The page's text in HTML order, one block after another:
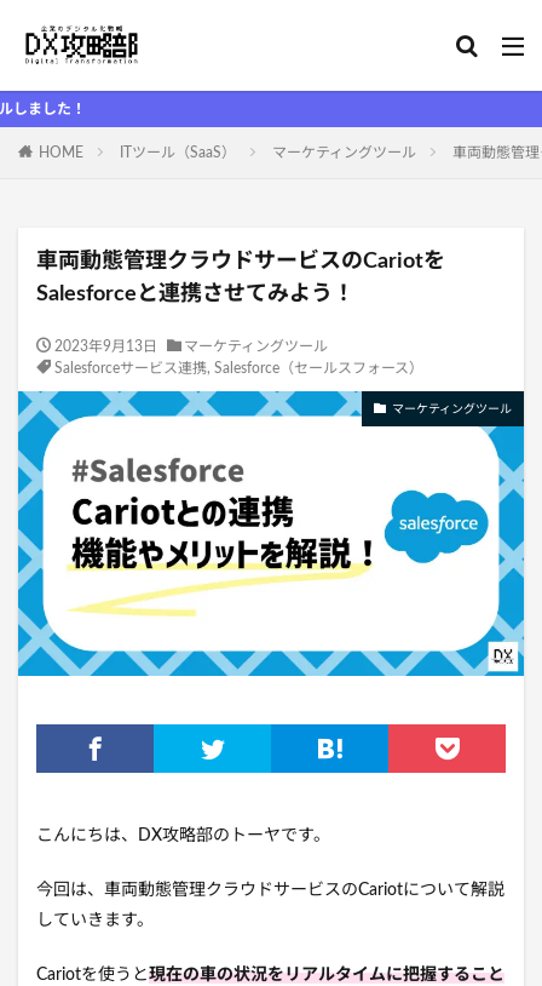
HOME ITツール（SaaS） マーケティングツール 車両動態管
車両動態管理クラウドサービスのCariotを
Salesforceと連携させてみよう！
2023年9月13日
マーケティングツール
Salesforceサービス連携, Salesforce（セールスフォース）
マーケティングツール
こんにちは、DX攻略部のトーヤです。
今回は、車両動態管理クラウドサービスのCariotについて解説
していきます。
Cariotを使うと現在の車の状況をリアルタイムに把握すること